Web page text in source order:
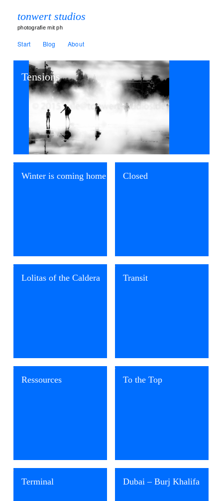
tonwert studios
photografie mit ph
Start Blog About
Tensions
destructiv graffity
removal
Festival of Lights
2016
cloudy animals?
Winter is coming home Closed
Lolitas of the Caldera Transit
Ressources To the Top
Terminal Dubai – Burj Khalifa